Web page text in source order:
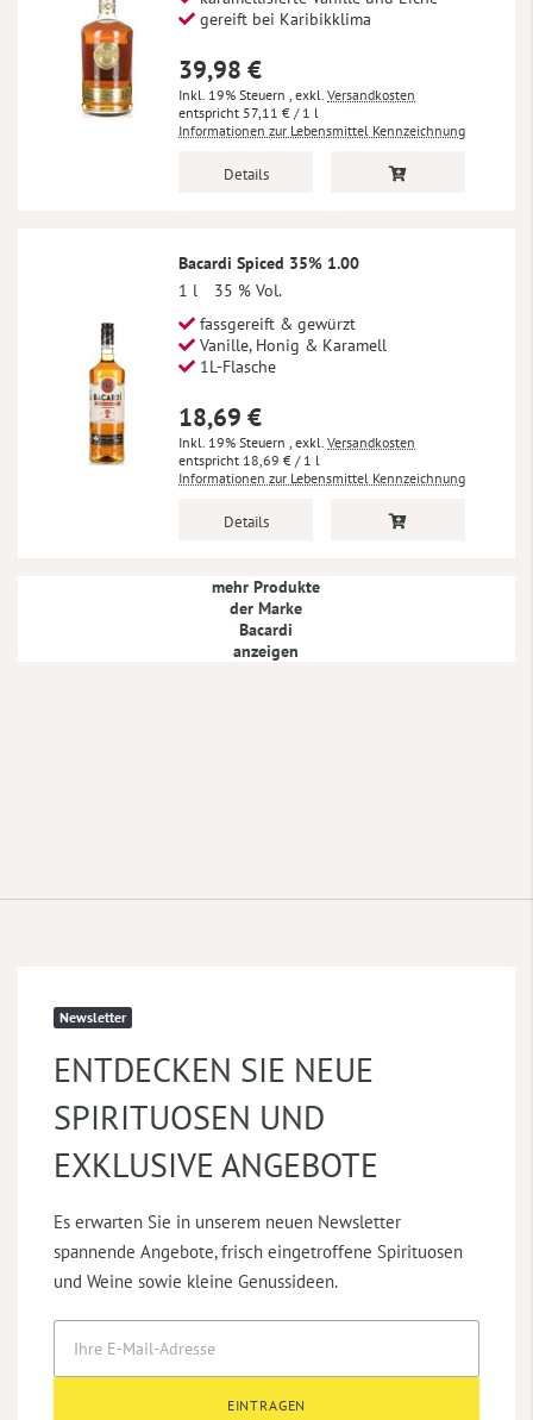
gereift bei Karibikklima
39,98 €
Inkl. 19% Steuern , exkl. Versandkosten
57,11 € / 1 l
Informationen zur Lebensmittel Kennzeichnung
Details
Bacardi Spiced 35% 1.00
1 l
35 % Vol.
fassgereift & gewürzt
Vanille, Honig & Karamell
1L-Flasche
18,69 €
Inkl. 19% Steuern , exkl. Versandkosten
18,69 € / 1 l
Informationen zur Lebensmittel Kennzeichnung
Details
mehr Produkte
der Marke
Bacardi
anzeigen
Newsletter
ENTDECKEN SIE NEUE
SPIRITUOSEN UND
EXKLUSIVE ANGEBOTE
Es erwarten Sie in unserem neuen Newsletter
spannende Angebote, frisch eingetroffene Spirituosen
und Weine sowie kleine Genussideen.
EINTRAGEN